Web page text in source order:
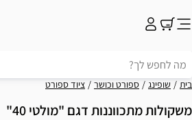
בית שופינג ספורט וכושר ציוד ספורט
משקולות מתכווננות דגם "מולטי 40"